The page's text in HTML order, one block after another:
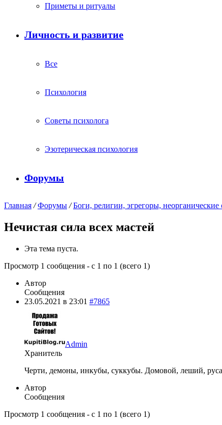
Приметы и ритуалы
Личность и развитие
Все
Психология
Советы психолога
Эзотерическая психология
Форумы
Главная / Форумы / Боги, религии, эгрегоры,
Нечистая сила всех мастей
Эта тема пуста.
Просмотр 1 сообщения - с 1 по 1 (всего 1)
Автор
Сообщения
23.05.2021 в 23:01 #7865
Admin
Хранитель
Черти, демоны, инкубы, суккубы. Домовой, леший,
Автор
Сообщения
Просмотр 1 сообщения - с 1 по 1 (всего 1)